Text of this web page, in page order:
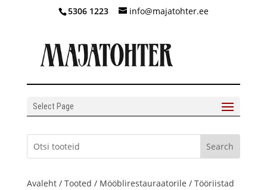
5306 1223 info@majatohter.ee
Select Page
Avaleht/ Tooted / Mööblirestauraatorile / Tööriistad